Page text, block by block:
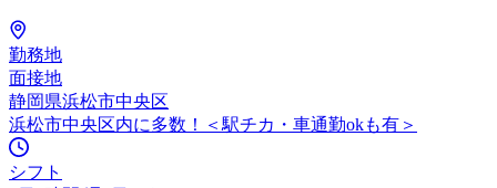
勤務地
面接地
静岡県浜松市中央区
浜松市中央区内に多数！＜駅チカ・車通勤okも有＞
シフト